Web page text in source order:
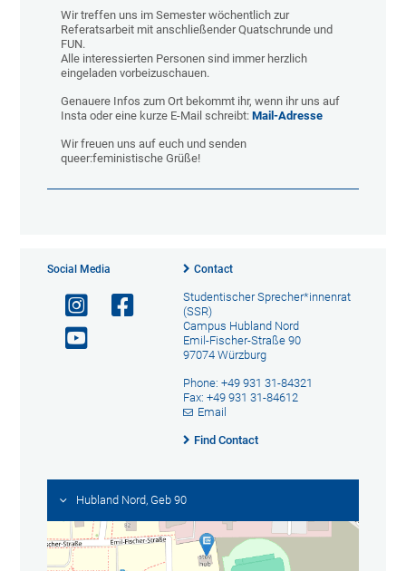
Wir treffen uns im Semester wöchentlich zur
Referatsarbeit mit anschließender Quatschrunde und
FUN.
Alle interessierten Personen sind immer herzlich
eingeladen vorbeizuschauen.
Genauere Infos zum Ort bekommt ihr, wenn ihr uns auf
Insta oder eine kurze E-Mail schreibt:Mail-Adresse
Wir freuen uns auf euch und senden
queer:feministische Grüße!
Social Media Contact
Studentischer Sprecher*innenrat
(SSR)
Campus Hubland Nord
Emil-Fischer-Straße 90
97074 Würzburg
Phone: +49 931 31-84321
Fax: +49 931 31-84612
Email
Find Contact
Hubland Nord, Geb 90